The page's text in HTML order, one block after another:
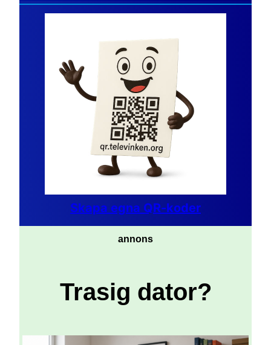
Skapa egna QR-koder
annons
Trasig dator?